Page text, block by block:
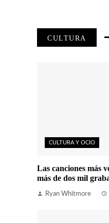
CULTURA
CULTURA Y OCIO
Las canciones más
más de dos mil
Ryan Whitmore